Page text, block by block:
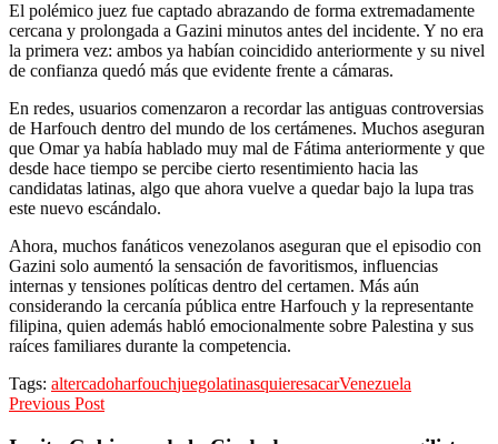
El polémico juez fue captado abrazando de forma extremadamente
cercana y prolongada a Gazini minutos antes del incidente. Y no era
la primera vez: ambos ya habían coincidido anteriormente y su nivel
de confianza quedó más que evidente frente a cámaras.
En redes, usuarios comenzaron a recordar las antiguas controversias
de Harfouch dentro del mundo de los certámenes. Muchos aseguran
que Omar ya había hablado muy mal de Fátima anteriormente y que
desde hace tiempo se percibe cierto resentimiento hacia las
candidatas latinas, algo que ahora vuelve a quedar bajo la lupa tras
este nuevo escándalo.
Ahora, muchos fanáticos venezolanos aseguran que el episodio con
Gazini solo aumentó la sensación de favoritismos, influencias
internas y tensiones políticas dentro del certamen. Más aún
considerando la cercanía pública entre Harfouch y la representante
filipina, quien además habló emocionalmente sobre Palestina y sus
raíces familiares durante la competencia.
Tags: altercadoharfouchjuegolatinasquieresacarVenezuela
Previous Post